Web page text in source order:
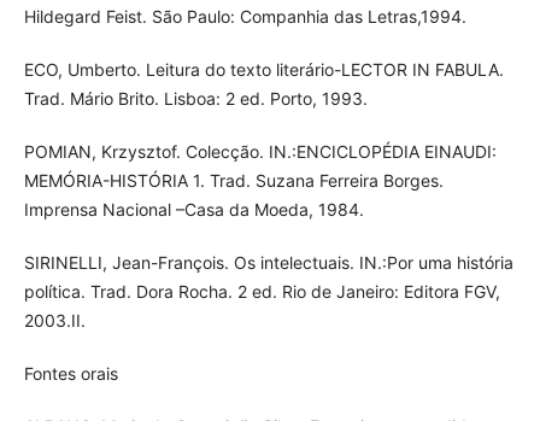
Hildegard Feist. São Paulo: Companhia das Letras,1994.
ECO, Umberto. Leitura do texto literário-LECTOR IN FABULA.
Trad. Mário Brito. Lisboa: 2 ed. Porto, 1993.
POMIAN, Krzysztof. Colecção. IN.:ENCICLOPÉDIA EINAUDI:
MEMÓRIA-HISTÓRIA 1. Trad. Suzana Ferreira Borges.
Imprensa Nacional –Casa da Moeda, 1984.
SIRINELLI, Jean-François. Os intelectuais. IN.:Por uma história
política. Trad. Dora Rocha. 2 ed. Rio de Janeiro: Editora FGV,
2003.II.
Fontes orais